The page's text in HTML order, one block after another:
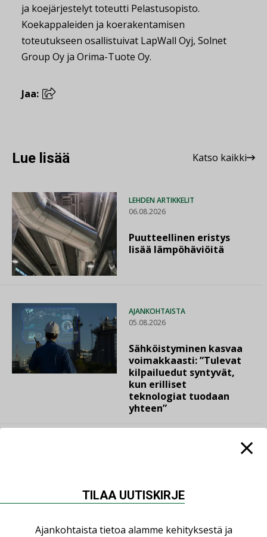
ja koejärjestelyt toteutti Pelastusopisto.
Koekappaleiden ja koerakentamisen
toteutukseen osallistuivat LapWall Oyj, Solnet
Group Oy ja Orima-Tuote Oy.
Jaa:
Lue lisää Katso kaikki
LEHDEN ARTIKKELIT
06.08.2026
Puutteellinen eristys
lisää lämpöhäviöitä
AJANKOHTAISTA
05.08.2026
Sähköistyminen kasvaa
voimakkaasti: ”Tulevat
kilpailuedut syntyvät,
kun erilliset
teknologiat tuodaan
yhteen”
menetelmät
TILAA UUTISKIRJE
Ajankohtaista tietoa alamme kehityksestä ja